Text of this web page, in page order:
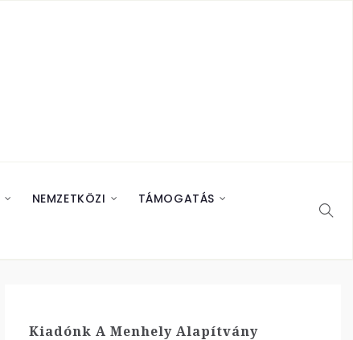
NEMZETKÖZI TÁMOGATÁS
Kiadónk A Menhely Alapítvány